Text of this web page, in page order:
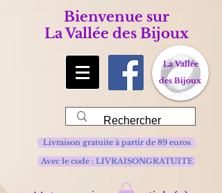
Bienvenue sur
La Vallée des Bijoux
La Vallée
des Bijoux
Avec le code : LIVRAISONGRATUITE
Livraison gratuite à partir de 89 euros